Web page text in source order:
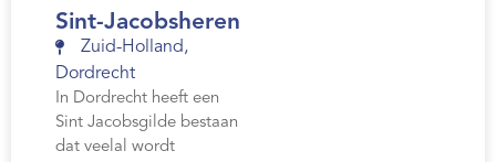
Sint-Jacobsheren
Zuid-Holland,
Dordrecht
In Dordrecht heeft een
Sint Jacobsgilde bestaan
dat veelal wordt